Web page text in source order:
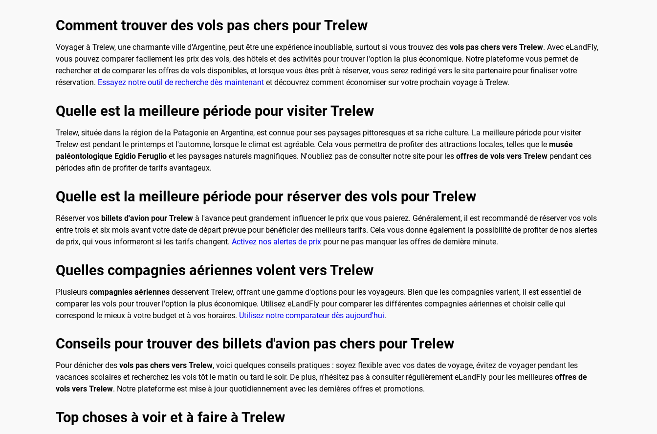
Comment trouver des vols pas chers pour Trelew
Voyager à Trelew, une charmante ville d'Argentine, peut être une expérience inoubliable, surtout si vous trouvez des vols pas chers vers Trelew. Avec eLandFly,
vous pouvez comparer facilement les prix des vols, des hôtels et des activités pour trouver l'option la plus économique. Notre plateforme vous permet de
rechercher et de comparer les offres de vols disponibles, et lorsque vous êtes prêt à réserver, vous serez redirigé vers le site partenaire pour finaliser votre
réservation. Essayez notre outil de recherche dès maintenant et découvrez comment économiser sur votre prochain voyage à Trelew.
Quelle est la meilleure période pour visiter Trelew
Trelew, située dans la région de la Patagonie en Argentine, est connue pour ses paysages pittoresques et sa riche culture. La meilleure période pour visiter
Trelew est pendant le printemps et l'automne, lorsque le climat est agréable. Cela vous permettra de profiter des attractions locales, telles que le musée
paléontologique Egidio Feruglio et les paysages naturels magnifiques. N'oubliez pas de consulter notre site pour les offres de vols vers Trelew pendant ces
périodes afin de profiter de tarifs avantageux.
Quelle est la meilleure période pour réserver des vols pour Trelew
Réserver vos billets d'avion pour Trelew à l'avance peut grandement influencer le prix que vous paierez. Généralement, il est recommandé de réserver vos vols
entre trois et six mois avant votre date de départ prévue pour bénéficier des meilleurs tarifs. Cela vous donne également la possibilité de profiter de nos alertes
de prix, qui vous informeront si les tarifs changent. Activez nos alertes de prix pour ne pas manquer les offres de dernière minute.
Quelles compagnies aériennes volent vers Trelew
Plusieurs compagnies aériennes desservent Trelew, offrant une gamme d'options pour les voyageurs. Bien que les compagnies varient, il est essentiel de
comparer les vols pour trouver l'option la plus économique. Utilisez eLandFly pour comparer les différentes compagnies aériennes et choisir celle qui
correspond le mieux à votre budget et à vos horaires. Utilisez notre comparateur dès aujourd'hui.
Conseils pour trouver des billets d'avion pas chers pour Trelew
Pour dénicher des vols pas chers vers Trelew, voici quelques conseils pratiques : soyez flexible avec vos dates de voyage, évitez de voyager pendant les
vacances scolaires et recherchez les vols tôt le matin ou tard le soir. De plus, n'hésitez pas à consulter régulièrement eLandFly pour les meilleures offres de
vols vers Trelew. Notre plateforme est mise à jour quotidiennement avec les dernières offres et promotions.
Top choses à voir et à faire à Trelew